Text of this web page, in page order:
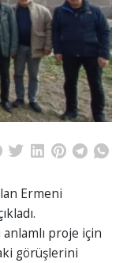
Ermeni
proje için
görüşlerini